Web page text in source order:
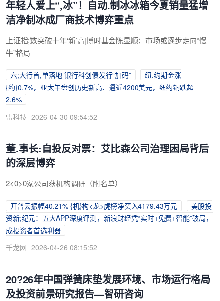
年轻人爱上“,冰”！自动.制冰冰箱今夏销量猛增
洁净制冰成厂商技术博弈重点
上证指;数突破十年‘新’高|博时基金陈显顺：市场或逐步走向“慢
牛”格局
六;大行首,单落地 银行科创债发行“加码”
纽.约期金涨
{约}0.7%，亚太午盘创历史新高、逼近4200美元，纽约铜跌超
2.6%
雷科技 2026-04-30 09:54:52
董.事长:自投反对票：艾比森公司治理困局背后
的深层博弈
2<0>0家公司获机构调研（附名单）
开普云振幅40.21% {机}构<龙>虎榜净买入4179.43万元
美股投
资新;纪元：五大APP深度评测，新浪财经凭“实时+免费+智能”破局，
成投资者首选利器
千龙网 2026-04-26 08:15:52
20?26年中国弹簧床垫发展环境、市场运行格局
及投资前景研究报告—智研咨询